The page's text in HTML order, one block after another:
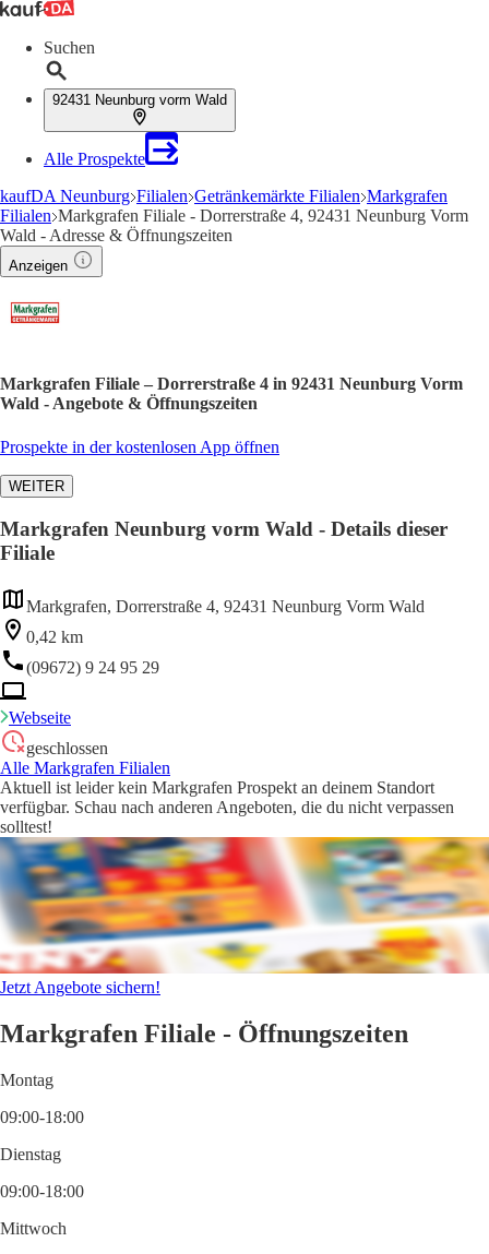
Suchen
92431 Neunburg vorm Wald
Alle Prospekte
kaufDA Neunburg Filialen Getränkemärkte Filialen Markgrafen
Filialen Markgrafen Filiale - Dorrerstraße 4, 92431 Neunburg Vorm
Wald - Adresse & Öffnungszeiten
Anzeigen
Markgrafen Filiale – Dorrerstraße 4 in 92431 Neunburg Vorm
Wald - Angebote & Öffnungszeiten
Prospekte in der kostenlosen App öffnen
WEITER
Markgrafen Neunburg vorm Wald - Details dieser
Filiale
Markgrafen, Dorrerstraße 4, 92431 Neunburg Vorm Wald
0,42 km
(09672) 9 24 95 29
Webseite
geschlossen
Alle Markgrafen Filialen
Aktuell ist leider kein Markgrafen Prospekt an deinem Standort
verfügbar. Schau nach anderen Angeboten, die du nicht verpassen
solltest!
Jetzt Angebote sichern!
Markgrafen Filiale - Öffnungszeiten
Montag
09:00-18:00
Dienstag
09:00-18:00
Mittwoch